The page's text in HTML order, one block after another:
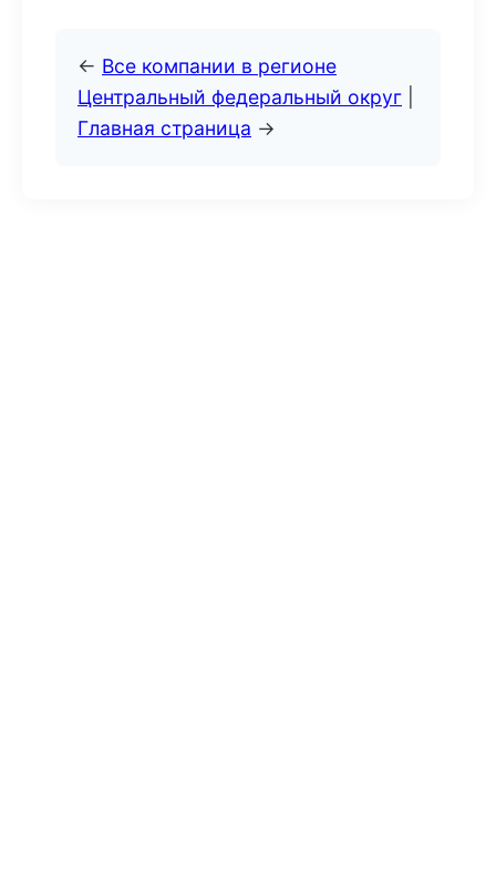
← Все компании в регионе
Центральный федеральный округ
Главная страница →